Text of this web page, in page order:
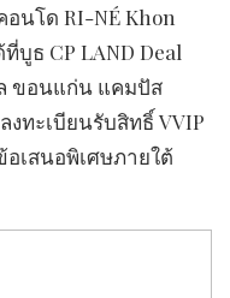
นโด RI-NÉ Khon
บูธ CP LAND Deal
ขอนแก่น แคมปัส
งทะเบียนรับสิทธิ์ VVIP
เสนอพิเศษภายใต้